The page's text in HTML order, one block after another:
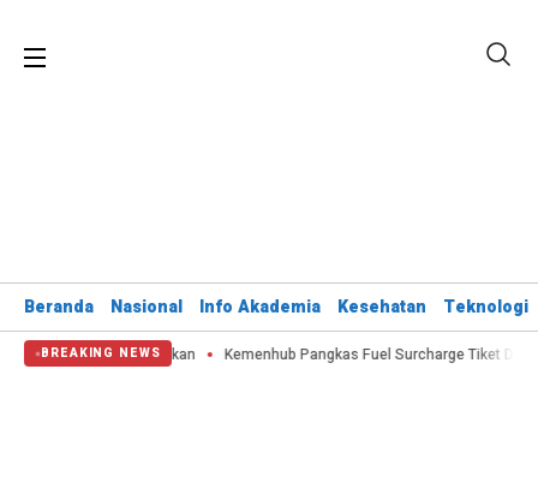
Beranda Nasional Info Akademia Kesehatan Teknologi
BREAKING NEWS
Dikerahkan Kemenhub Pangkas Fuel Surcharge Tiket Domestik Jadi